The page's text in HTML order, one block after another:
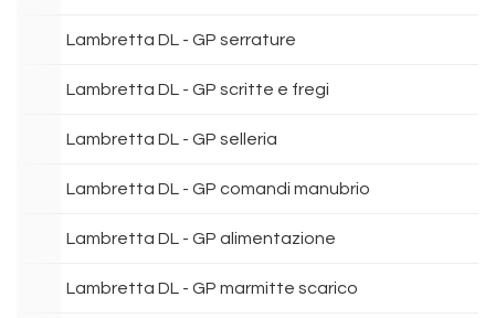
Lambretta DL - GP serrature
Lambretta DL - GP scritte e fregi
Lambretta DL - GP selleria
Lambretta DL - GP comandi manubrio
Lambretta DL - GP alimentazione
Lambretta DL - GP marmitte scarico